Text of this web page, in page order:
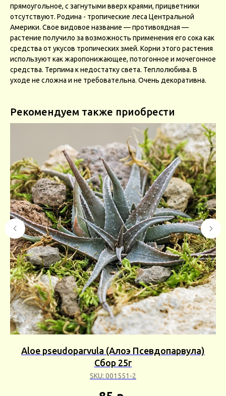
прямоугольное, с загнутыми вверх краями, прицветники
отсутствуют. Родина - тропические леса Центральной
Америки. Свое видовое название — противоядная —
растение получило за возможность применения его сока как
средства от укусов тропических змей. Корни этого растения
используют как жаропонижающее, потогонное и мочегонное
средства. Терпима к недостатку света. Теплолюбива. В
уходе не сложна и не требовательна. Очень декоративна.
Рекомендуем также приобрести
Aloe pseudoparvula (Алоэ Псевдопарвула)
Сбор 25г
SKU: 001551-2